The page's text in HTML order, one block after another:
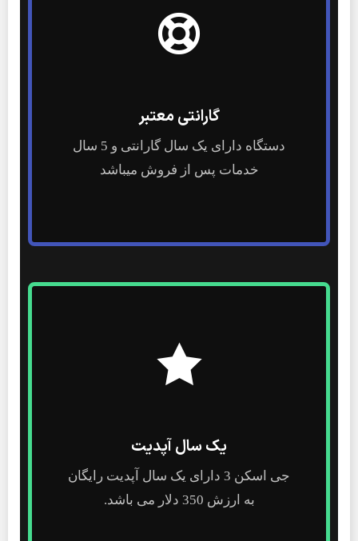
گارانتی معتبر
دستگاه دارای یک سال گارانتی و 5 سال
خدمات پس از فروش میباشد
یک سال آپدیت
جی اسکن 3 دارای یک سال آپدیت رایگان
به ارزش 350 دلار می باشد.